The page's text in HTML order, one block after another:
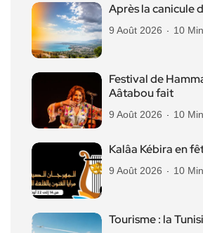
Après la canicule
9 Août 2026 10
Festival de
Aâtabou fait
9 Août 2026 10
Kalâa Kébira en
9 Août 2026 10
Tourisme : la